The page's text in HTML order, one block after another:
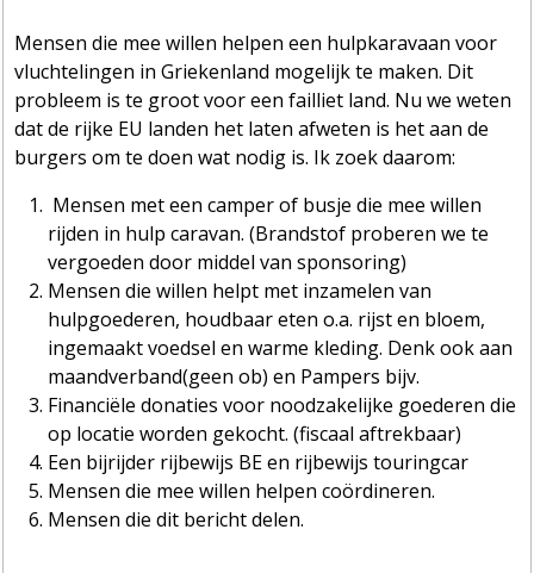
Mensen die mee willen helpen een hulpkaravaan voor
vluchtelingen in Griekenland mogelijk te maken. Dit
probleem is te groot voor een failliet land. Nu we weten
dat de rijke EU landen het laten afweten is het aan de
burgers om te doen wat nodig is. Ik zoek daarom:
Mensen met een camper of busje die mee willen
rijden in hulp caravan. (Brandstof proberen we te
vergoeden door middel van sponsoring)
Mensen die willen helpt met inzamelen van
hulpgoederen, houdbaar eten o.a. rijst en bloem,
ingemaakt voedsel en warme kleding. Denk ook aan
maandverband(geen ob) en Pampers bijv.
Financiële donaties voor noodzakelijke goederen die
op locatie worden gekocht. (fiscaal aftrekbaar)
Een bijrijder rijbewijs BE en rijbewijs touringcar
Mensen die mee willen helpen coördineren.
Mensen die dit bericht delen.